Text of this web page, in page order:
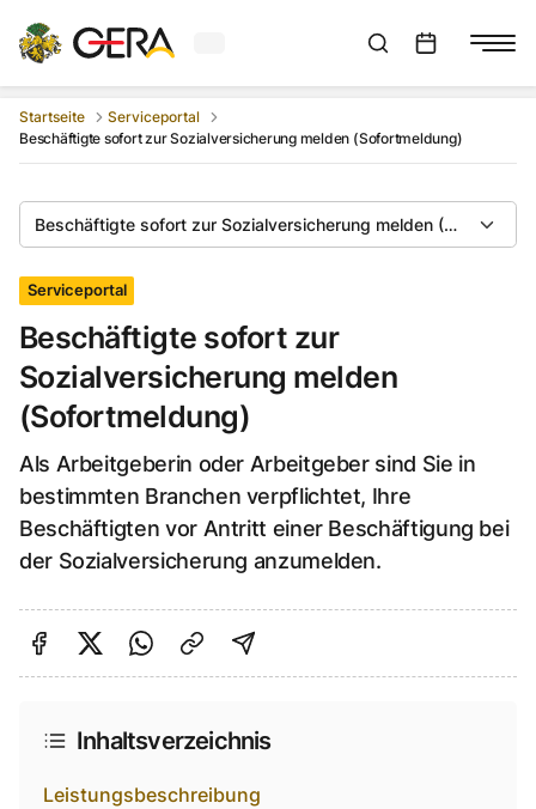
Aktuelles Wetter in GeraSuchleiste anzeigen
Startseite
Serviceportal
Beschäftigte sofort zur Sozialversicherung melden (Sofortmeldung)
Beschäftigte sofort zur Sozialversicherung melden
Serviceportal
Beschäftigte sofort zur
Sozialversicherung melden
(Sofortmeldung)
Als Arbeitgeberin oder Arbeitgeber sind Sie in
bestimmten Branchen verpflichtet, Ihre
Beschäftigten vor Antritt einer Beschäftigung bei
der Sozialversicherung anzumelden.
Auf Facebook teilen
Auf Twitter teilen
Per Link teilen
shareViaEmail
Inhaltsverzeichnis
Leistungsbeschreibung